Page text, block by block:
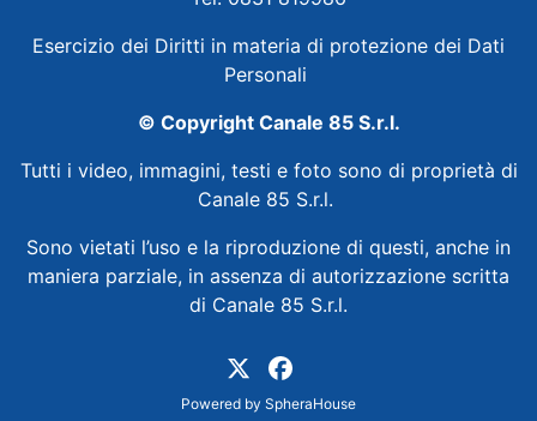
Esercizio dei Diritti in materia di protezione dei Dati
Personali
© Copyright Canale 85 S.r.l.
Tutti i video, immagini, testi e foto sono di proprietà di
Canale 85 S.r.l.
Sono vietati l’uso e la riproduzione di questi, anche in
maniera parziale, in assenza di autorizzazione scritta
di Canale 85 S.r.l.
Powered by SpheraHouse